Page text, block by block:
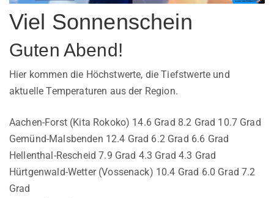
Viel Sonnenschein
Guten Abend!
Hier kommen die Höchstwerte, die Tiefstwerte und
aktuelle Temperaturen aus der Region.
Aachen-Forst (Kita Rokoko) 14.6 Grad 8.2 Grad 10.7 Grad
Gemünd-Malsbenden 12.4 Grad 6.2 Grad 6.6 Grad
Hellenthal-Rescheid 7.9 Grad 4.3 Grad 4.3 Grad
Hürtgenwald-Wetter (Vossenack) 10.4 Grad 6.0 Grad 7.2
Grad